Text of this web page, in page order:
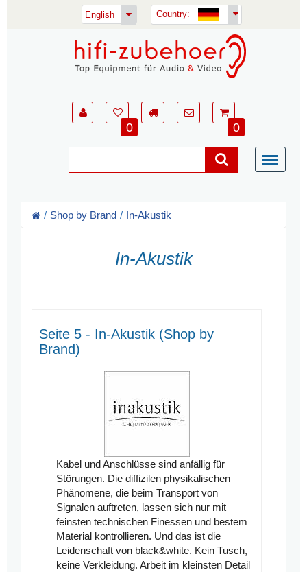
English Country:
0 0
Shop by Brand In-Akustik
In-Akustik
Seite 5 - In-Akustik (Shop by
Brand)
Kabel und Anschlüsse sind anfällig für
Störungen. Die diffizilen physikalischen
Phänomene, die beim Transport von
Signalen auftreten, lassen sich nur mit
feinsten technischen Finessen und bestem
Material kontrollieren. Und das ist die
Leidenschaft von black&white. Kein Tusch,
keine Verkleidung. Arbeit im kleinsten Detail